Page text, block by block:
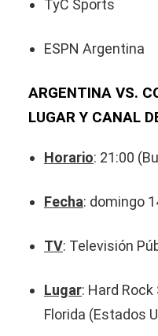
TyC Sports
ESPN Argentina
ARGENTINA VS.
LUGAR Y CANAL
Horario: 21:00
Fecha: domingo
TV: Televisión
Lugar: Hard
Florida (Estados